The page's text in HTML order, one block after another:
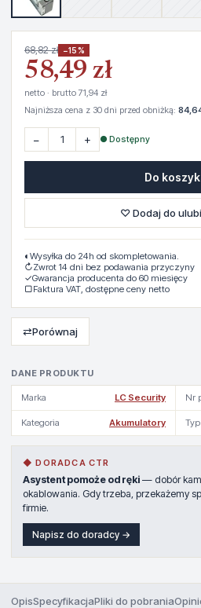
DANE PRODUKTU
Marka LC Security Nr
Kategoria Akumulatory
◆ DORADCA CTR
Asystent pomoże od ręki — dobór
okablowania. Gdy trzeba, przekażemy
firmie.
Napisz do doradcy →
68,82 zł −15%
58,49 zł
netto · brutto 71,94 zł
Najniższa cena z 30 dni przed obniżką:
− + ● Dostępny
Do
♡ Dodaj do
◐ Wysyłka do 24h od skompletowania.
↻Zwrot 14 dni bez podawania przyczyny
✓Gwarancja producenta do 60 miesięcy
▢Faktura VAT, dostępne ceny netto
⇄Porównaj
OpisSpecyfikacjaPliki do pobrania